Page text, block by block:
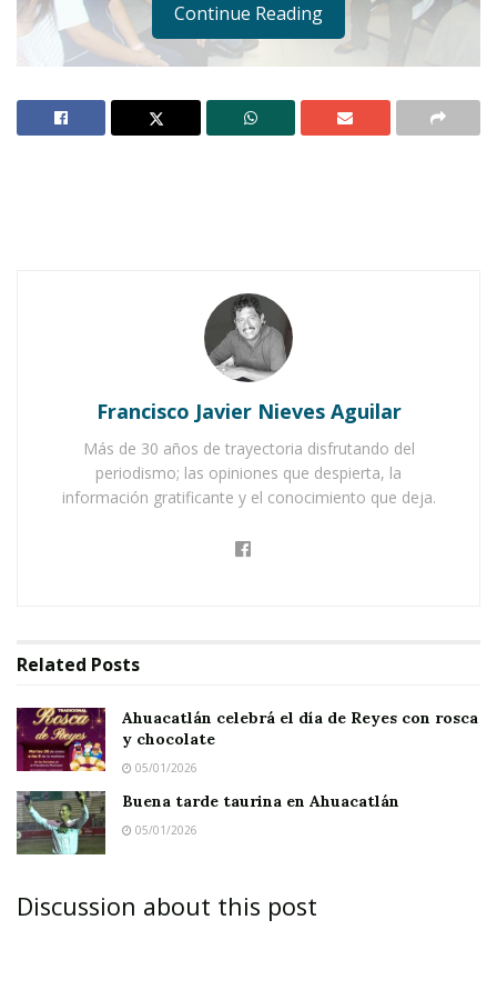
Ahuacatlán celebrá el día de Reyes con rosca y
Buena tarde taurina en Ahuacatlán
Continue Reading
Francisco Javier Nieves Aguilar
Más de 30 años de trayectoria disfrutando del
periodismo; las opiniones que despierta, la
información gratificante y el conocimiento que deja.
Related Posts
Ahuacatlán celebrá el día de Reyes con rosca
y chocolate
05/01/2026
Buena tarde taurina en Ahuacatlán
05/01/2026
Discussion about this post